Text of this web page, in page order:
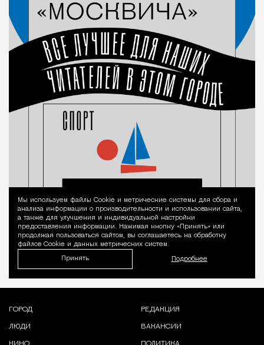
Уведомление
Мы используем файлы Сookie и метрические системы для сбора и
анализа информации о производительности и использовании сайта,
а также для улучшения и индивидуальной настройки
предоставления информации. Нажимая кнопку «Принять» или
продолжая пользоваться сайтом, вы соглашаетесь на обработку
файлов Cookie и данных метрических систем.
Принять Подробнее
ГОРОД
ЛЮДИ
РЕДАКЦИЯ
ВАКАНСИИ